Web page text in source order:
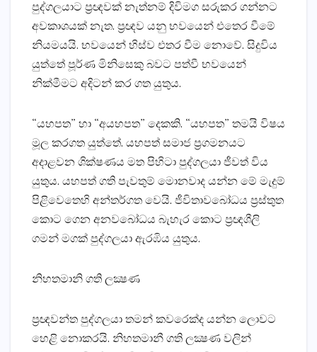
පුද්ගලයාට ප්‍රඥවක්‌ නැත්නම් දිවිමග සරුකර ගන්නට
අවකාශයක්‌ නැත. ප්‍රඥව යනු භවයෙන් එතෙර වීමේ
නියමයයි. භවයෙන් හිස්‌ව එතර වීම නොවේ. සිදුවිය
යුත්තේ පූර්ණ මිනිසෙකු බවට පත්වී භවයෙන්
නික්‌මීමට අදිටන් කර ගත යුතුය.
“යහපත” හා “අයහපත” දෙකකි. “යහපත” තමයි විෂය
මූල කරගත යුත්තේ. යහපත් සමාජ ප්‍රගමනයට
අදාළවන ශික්‌ෂණය මත පිහිටා පුද්ගලයා ජීවත් විය
යුතුය. යහපත් ගති පැවතුම් මොනවාද යන්න මේ මැදුම්
පිළිවෙතෙහි අන්තර්ගත වෙයි. ජීවිතාවබෝධය ප්‍රස්‌තුත
කොට ගෙන අනවබෝධය බැහැර කොට ප්‍රඥශීලි
ගමන් මගක්‌ පුද්ගලයා ඇරඹිය යුතුය.
නිහතමානි ගති ලක්‍ෂණ
ප්‍රඥවන්ත පුද්ගලයා තමන් කවරෙක්‌ද යන්න ලොවට
හෙළි නොකරයි. නිහතමානී ගති ලක්‍ෂණ වලින්